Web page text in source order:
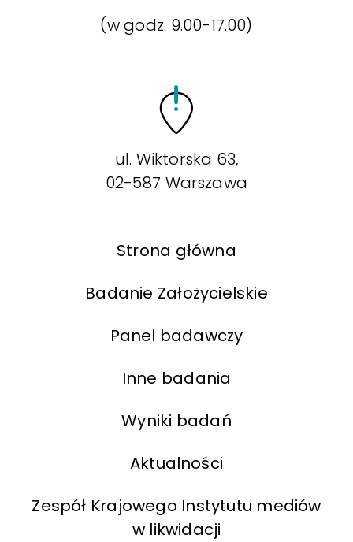
(w godz. 9.00-17.00)
ul. Wiktorska 63,
02-587 Warszawa
Strona główna
Badanie Założycielskie
Panel badawczy
Inne badania
Wyniki badań
Aktualności
Zespół Krajowego Instytutu mediów
w likwidacji